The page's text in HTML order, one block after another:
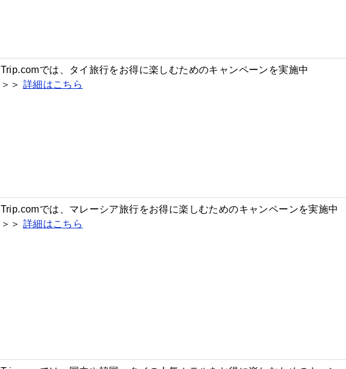
Trip.comでは、タイ旅行をお得に楽しむためのキャンペーンを実施中
＞＞ 詳細はこちら
Trip.comでは、マレーシア旅行をお得に楽しむためのキャンペーンを実施中
＞＞ 詳細はこちら